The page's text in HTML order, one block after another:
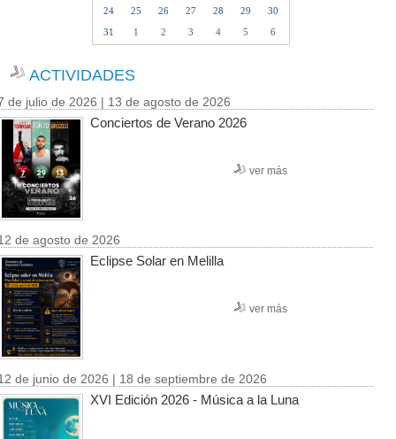
24
25 26 27 28 29
30
31
1 2 3 4 5 6
ACTIVIDADES
de julio de 2026 | 13 de agosto de 2026
Conciertos de Verano 2026
ver más
de agosto de 2026
Eclipse Solar en Melilla
ver más
de junio de 2026 | 18 de septiembre de 2026
XVI Edición 2026 - Música a la Luna